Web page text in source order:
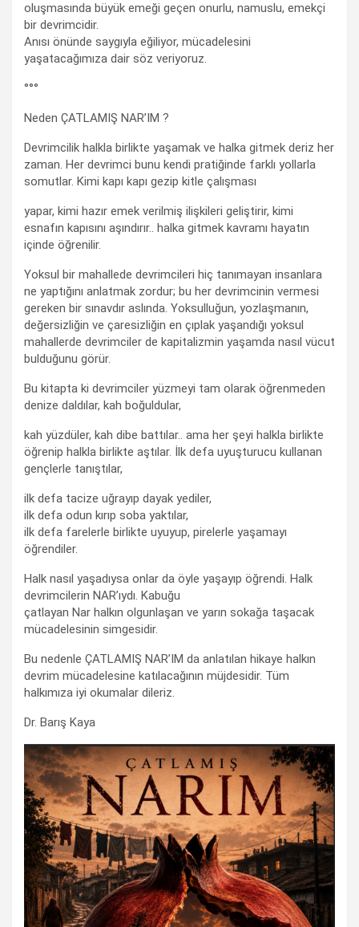
oluşmasında büyük emeği geçen onurlu, namuslu, emekçi
bir devrimcidir.
Anısı önünde saygıyla eğiliyor, mücadelesini
yaşatacağımıza dair söz veriyoruz.
°°°
Neden ÇATLAMIŞ NAR’IM ?
Devrimcilik halkla birlikte yaşamak ve halka gitmek deriz her
zaman. Her devrimci bunu kendi pratiğinde farklı yollarla
somutlar. Kimi kapı kapı gezip kitle çalışması
yapar, kimi hazır emek verilmiş ilişkileri geliştirir, kimi
esnafın kapısını aşındırır.. halka gitmek kavramı hayatın
içinde öğrenilir.
Yoksul bir mahallede devrimcileri hiç tanımayan insanlara
ne yaptığını anlatmak zordur; bu her devrimcinin vermesi
gereken bir sınavdır aslında. Yoksulluğun, yozlaşmanın,
değersizliğin ve çaresizliğin en çıplak yaşandığı yoksul
mahallerde devrimciler de kapitalizmin yaşamda nasıl vücut
bulduğunu görür.
Bu kitapta ki devrimciler yüzmeyi tam olarak öğrenmeden
denize daldılar, kah boğuldular,
kah yüzdüler, kah dibe battılar.. ama her şeyi halkla birlikte
öğrenip halkla birlikte aştılar. İlk defa uyuşturucu kullanan
gençlerle tanıştılar,
ilk defa tacize uğrayıp dayak yediler,
ilk defa odun kırıp soba yaktılar,
ilk defa farelerle birlikte uyuyup, pirelerle yaşamayı
öğrendiler.
Halk nasıl yaşadıysa onlar da öyle yaşayıp öğrendi. Halk
devrimcilerin NAR’ıydı. Kabuğu
çatlayan Nar halkın olgunlaşan ve yarın sokağa taşacak
mücadelesinin simgesidir.
Bu nedenle ÇATLAMIŞ NAR’IM da anlatılan hikaye halkın
devrim mücadelesine katılacağının müjdesidir. Tüm
halkımıza iyi okumalar dileriz.
Dr. Barış Kaya